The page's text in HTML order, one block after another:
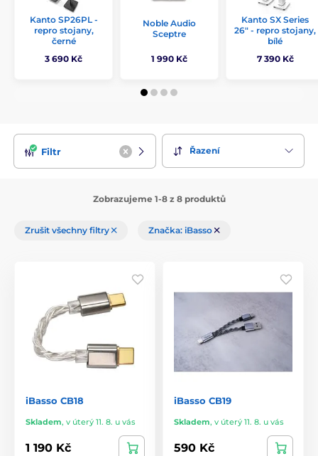
Kanto SP26PL -
repro stojany,
černé
3 690 Kč
Noble Audio
Sceptre
1 990 Kč
Kanto SX Series
26" - repro stojany,
bílé
7 390 Kč
Filtr Řazení
Zobrazujeme 1-8 z 8 produktů
Zrušit všechny filtry Značka: iBasso
iBasso CB18
Skladem, v úterý 11. 8. u vás
1 190 Kč
iBasso CB19
Skladem, v úterý 11. 8. u vás
590 Kč